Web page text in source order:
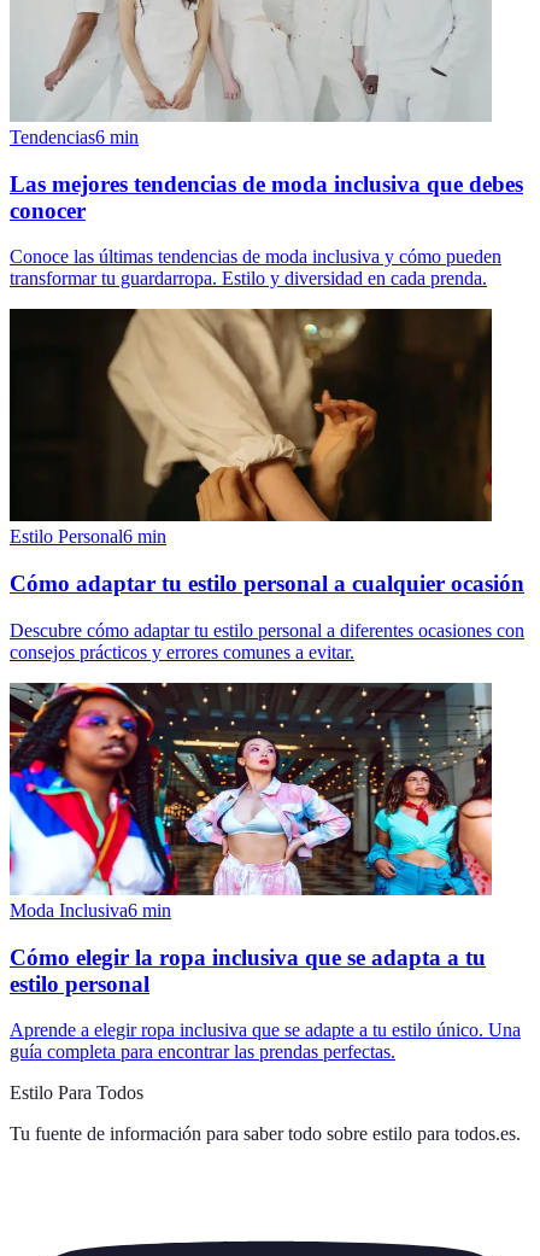
Tendencias6 min
Las mejores tendencias de moda inclusiva que debes
conocer
Conoce las últimas tendencias de moda inclusiva y cómo pueden
transformar tu guardarropa. Estilo y diversidad en cada prenda.
Estilo Personal6 min
Cómo adaptar tu estilo personal a cualquier ocasión
Descubre cómo adaptar tu estilo personal a diferentes ocasiones con
consejos prácticos y errores comunes a evitar.
Moda Inclusiva6 min
Cómo elegir la ropa inclusiva que se adapta a tu
estilo personal
Aprende a elegir ropa inclusiva que se adapte a tu estilo único. Una
guía completa para encontrar las prendas perfectas.
Estilo Para Todos
Tu fuente de información para saber todo sobre estilo para todos.es.